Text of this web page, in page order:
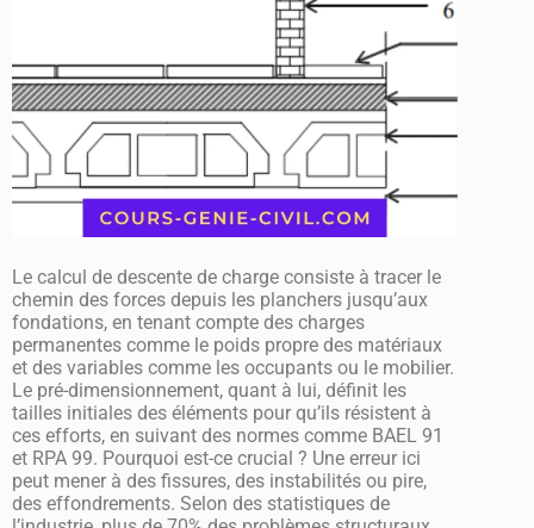
Le calcul de descente de charge consiste à tracer le
chemin des forces depuis les planchers jusqu’aux
fondations, en tenant compte des charges
permanentes comme le poids propre des matériaux
et des variables comme les occupants ou le mobilier.
Le pré-dimensionnement, quant à lui, définit les
tailles initiales des éléments pour qu’ils résistent à
ces efforts, en suivant des normes comme BAEL 91
et RPA 99. Pourquoi est-ce crucial ? Une erreur ici
peut mener à des fissures, des instabilités ou pire,
des effondrements. Selon des statistiques de